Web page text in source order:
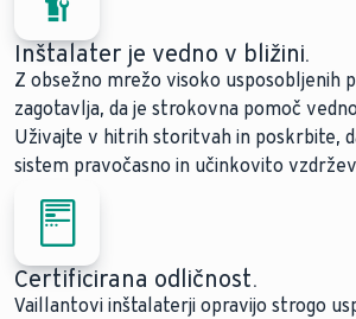
Inštalater je vedno v bližini.
Z obsežno mrežo visoko usposobljenih
zagotavlja, da je strokovna pomoč
Uživajte v hitrih storitvah in poskrbite,
sistem pravočasno in učinkovito
Certificirana odličnost.
Vaillantovi inštalaterji opravijo strogo